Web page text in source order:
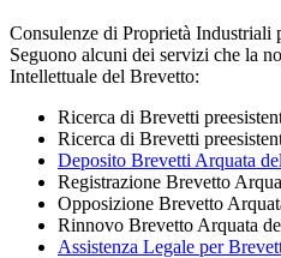
Consulenze di Proprietà Industriali
Seguono alcuni dei servizi che la
Intellettuale del Brevetto:
Ricerca di Brevetti
Ricerca di Brevetti
Deposito Brevetti Arquata
Registrazione Brevetto
Opposizione Brevetto
Rinnovo Brevetto Arquata
Assistenza Legale per